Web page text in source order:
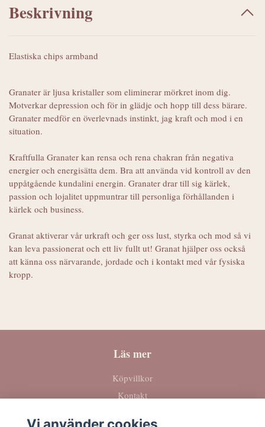
Beskrivning
Elastiska chips armband
Granater är ljusa kristaller som eliminerar mörkret inom dig.
Motverkar depression och för in glädje och hopp till dess bärare.
Granater medför en överlevnads instinkt, jag kraft och mod i en
situation.
Kraftfulla Granater kan rensa och rena chakran från negativa
energier och energisätta dem. Bra att använda vid kontroll av den
uppåtgående kundalini energin. Granater drar till sig kärlek,
passion och lojalitet uppmuntrar till personliga förhållanden i
kärlek och business.
Granat aktiverar vår urkraft och ger oss lust, styrka och mod så vi
kan leva passionerat och ett liv fullt ut! Granat hjälper oss också
att känna oss närvarande, jordade och i kontakt med vår fysiska
kropp.
Läs mer
Köpvillkor
Kontakt